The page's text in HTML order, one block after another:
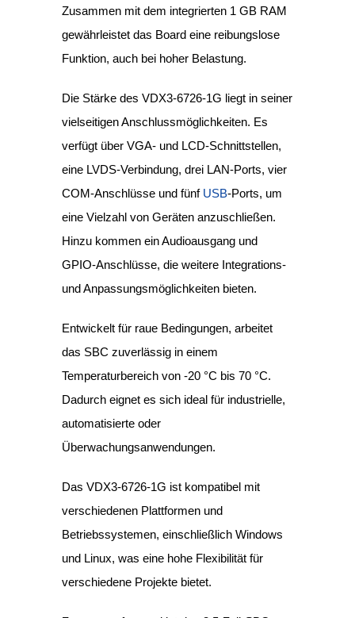
Zusammen mit dem integrierten 1 GB RAM
gewährleistet das Board eine reibungslose
Funktion, auch bei hoher Belastung.
Die Stärke des VDX3-6726-1G liegt in seiner
vielseitigen Anschlussmöglichkeiten. Es
verfügt über VGA- und LCD-Schnittstellen,
eine LVDS-Verbindung, drei LAN-Ports, vier
COM-Anschlüsse und fünf USB-Ports, um
eine Vielzahl von Geräten anzuschließen.
Hinzu kommen ein Audioausgang und
GPIO-Anschlüsse, die weitere Integrations-
und Anpassungsmöglichkeiten bieten.
Entwickelt für raue Bedingungen, arbeitet
das SBC zuverlässig in einem
Temperaturbereich von -20 °C bis 70 °C.
Dadurch eignet es sich ideal für industrielle,
automatisierte oder
Überwachungsanwendungen.
Das VDX3-6726-1G ist kompatibel mit
verschiedenen Plattformen und
Betriebssystemen, einschließlich Windows
und Linux, was eine hohe Flexibilität für
verschiedene Projekte bietet.